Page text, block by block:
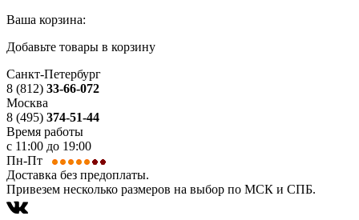
Ваша корзина:
Добавьте товары в корзину
Санкт-Петербург
8 (812) 33-66-072
Москва
8 (495) 374-51-44
Время работы
с 11:00 до 19:00
Пн-Пт
Доставка без предоплаты.
Привезем несколько размеров на выбор по МСК и СПБ.